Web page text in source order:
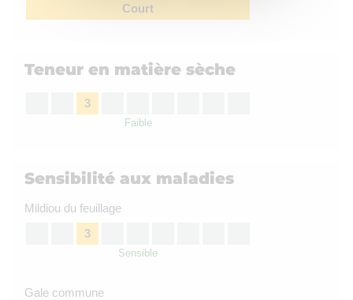
Court
Teneur en matière sèche
3
Faible
Sensibilité aux maladies
Mildiou du feuillage
3
Sensible
Gale commune